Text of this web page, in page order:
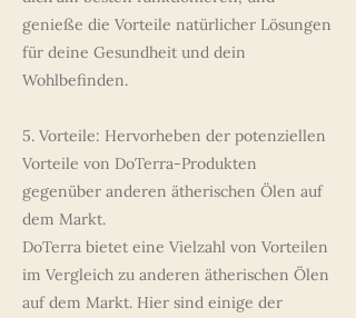
genieße die Vorteile natürlicher Lösungen
für deine Gesundheit und dein
Wohlbefinden.
5. Vorteile: Hervorheben der potenziellen
Vorteile von DoTerra-Produkten
gegenüber anderen ätherischen Ölen auf
dem Markt.
DoTerra bietet eine Vielzahl von Vorteilen
im Vergleich zu anderen ätherischen Ölen
auf dem Markt. Hier sind einige der